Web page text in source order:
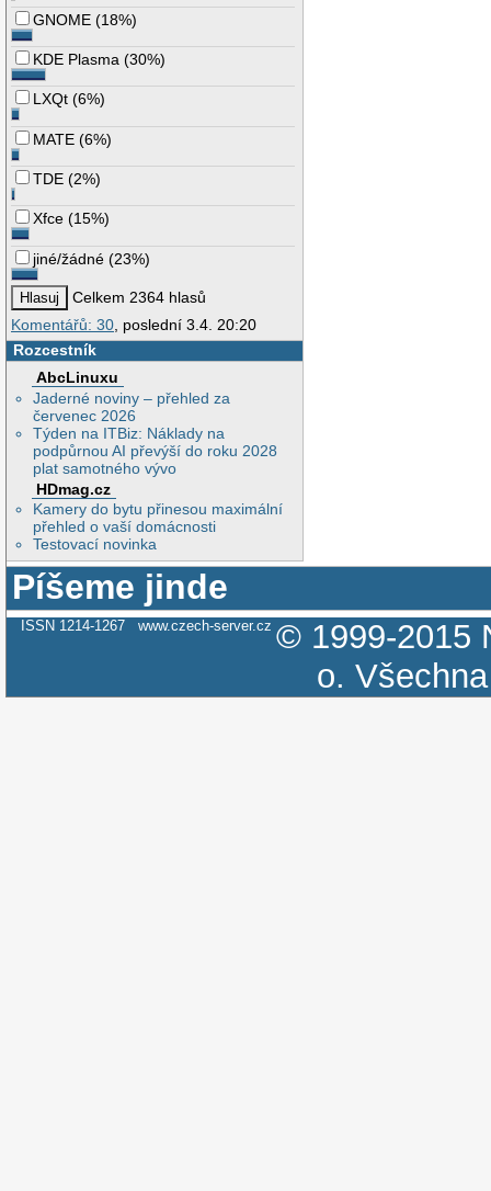
GNOME (18%)
KDE Plasma (30%)
LXQt (6%)
MATE (6%)
TDE (2%)
Xfce (15%)
jiné/žádné (23%)
Celkem 2364 hlasů
Komentářů: 30, poslední 3.4. 20:20
Rozcestník
AbcLinuxu
Jaderné noviny – přehled za
červenec 2026
Týden na ITBiz: Náklady na
podpůrnou AI převýší do roku 2028
plat samotného vývo
HDmag.cz
Kamery do bytu přinesou maximální
přehled o vaší domácnosti
Testovací novinka
Píšeme jinde
ISSN 1214-1267 www.czech-server.cz © 1999-2015
o.